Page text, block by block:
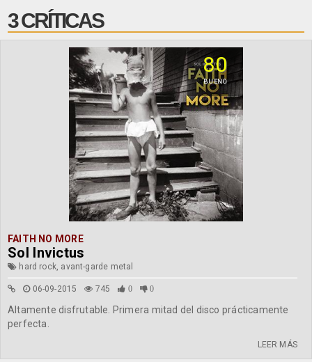
3 CRÍTICAS
80
BUENO
FAITH NO MORE
Sol Invictus
hard rock, avant-garde metal
06-09-2015 745 0 0
Altamente disfrutable. Primera mitad del disco prácticamente
perfecta.
LEER MÁS